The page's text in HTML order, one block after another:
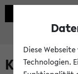
Diese
Technologien.